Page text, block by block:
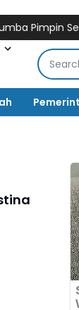
Sertijab